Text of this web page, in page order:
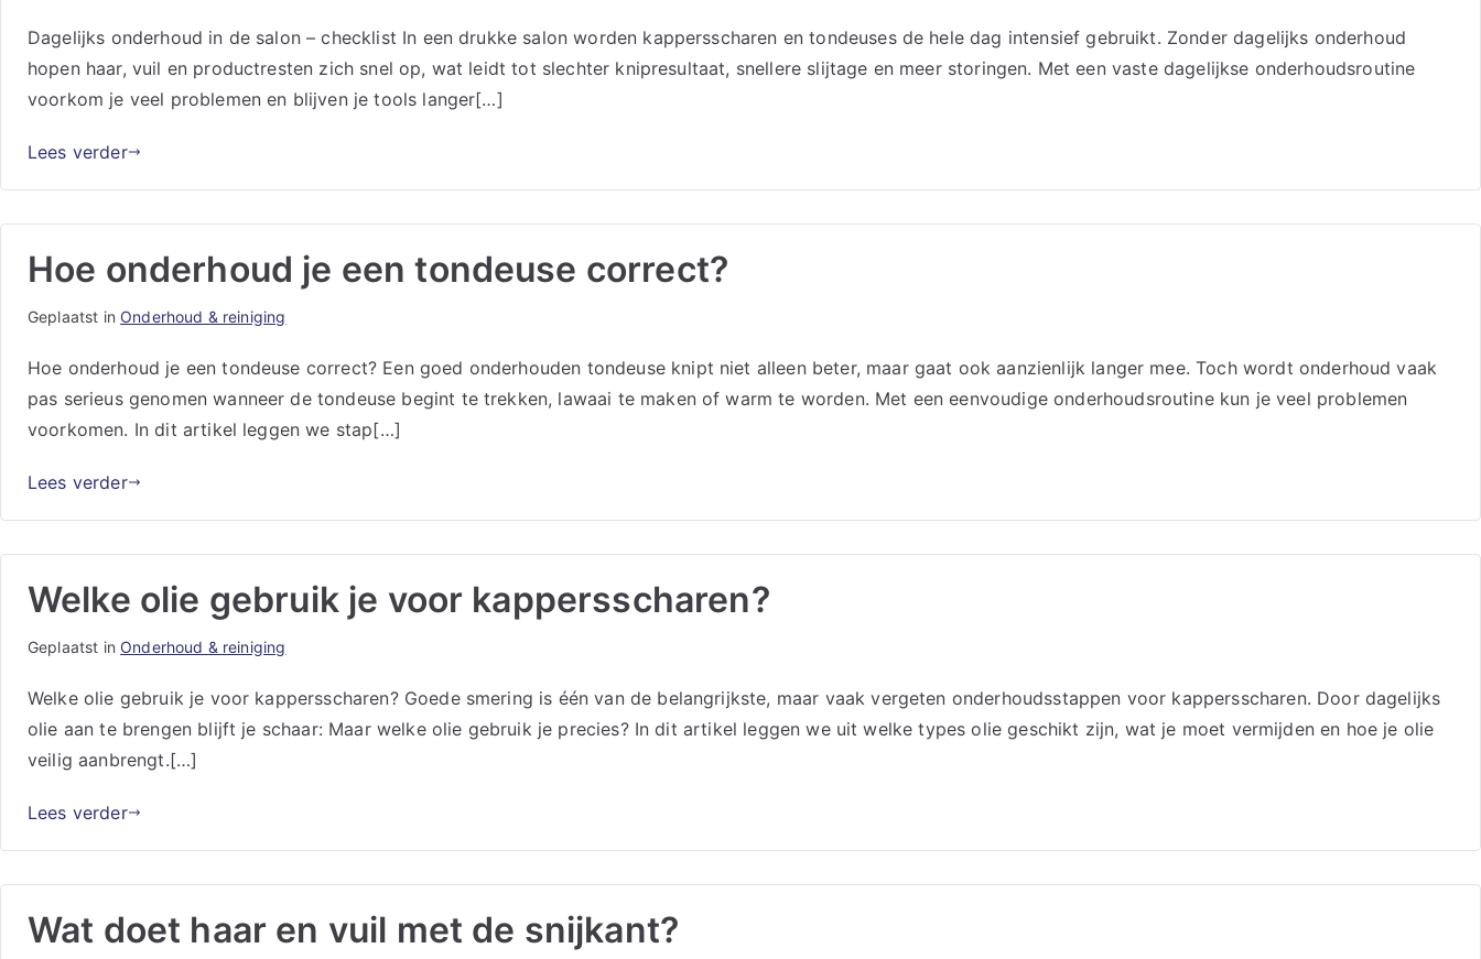
Dagelijks onderhoud in de salon – checklist In een drukke salon worden kappersscharen en tondeuses de hele dag intensief gebruikt. Zonder dagelijks onderhoud
hopen haar, vuil en productresten zich snel op, wat leidt tot slechter knipresultaat, snellere slijtage en meer storingen. Met een vaste dagelijkse onderhoudsroutine
voorkom je veel problemen en blijven je tools langer[…]
Lees verder
Hoe onderhoud je een tondeuse correct?
Geplaatst in Onderhoud & reiniging
Hoe onderhoud je een tondeuse correct? Een goed onderhouden tondeuse knipt niet alleen beter, maar gaat ook aanzienlijk langer mee. Toch wordt onderhoud vaak
pas serieus genomen wanneer de tondeuse begint te trekken, lawaai te maken of warm te worden. Met een eenvoudige onderhoudsroutine kun je veel problemen
voorkomen. In dit artikel leggen we stap[…]
Lees verder
Welke olie gebruik je voor kappersscharen?
Geplaatst in Onderhoud & reiniging
Welke olie gebruik je voor kappersscharen? Goede smering is één van de belangrijkste, maar vaak vergeten onderhoudsstappen voor kappersscharen. Door dagelijks
olie aan te brengen blijft je schaar: Maar welke olie gebruik je precies? In dit artikel leggen we uit welke types olie geschikt zijn, wat je moet vermijden en hoe je olie
veilig aanbrengt.[…]
Lees verder
Wat doet haar en vuil met de snijkant?